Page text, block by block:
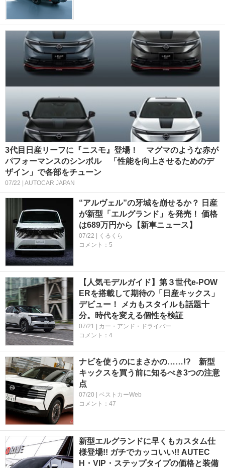
3代目日産リーフに『ニスモ』登場！ マグマのような赤が
パフォーマンスのシンボル 「性能を向上させるためのデ
ザイン」で各部をチューン
07/22 | AUTOCAR JAPAN
“アルヴェル”の牙城を崩せるか？ 日産
が新型「エルグランド」を発売！ 価格
は689万円から【新車ニュース】
07/22 | くるくら
コメント：5
【人気モデルガイド】第３世代e-POW
ERを搭載して期待の「日産キックス」
デビュー！ メカもスタイルも話題十
分。時代を変える個性を検証
07/21 | カー・アンド・ドライバー
コメント：4
ナビを使うのにまさかの……!? 新型
キックスを買う前に知るべき3つの注意
点
07/20 | ベストカーWeb
コメント：47
新型エルグランドに早くもカスタム仕
様登場!! ガチでカッコいい!! AUTEC
H・VIP・ステップタイプの価格と装備